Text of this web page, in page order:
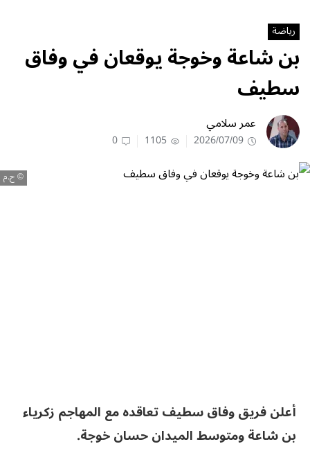
رياضة
بن شاعة وخوجة يوقعان في وفاق
سطيف
عمر سلامي
2026/07/09
1105
0
ح.م
أعلن فريق وفاق سطيف تعاقده مع المهاجم زكرياء
بن شاعة ومتوسط الميدان حسان خوجة.